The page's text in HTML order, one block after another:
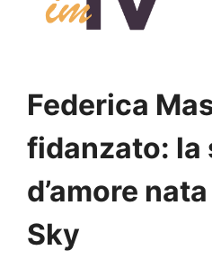
contenuto
Federica
fidanzato: la
d’amore
Sky